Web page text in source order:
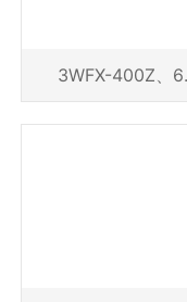
3WFX-400Z、
0Z、600Z1、